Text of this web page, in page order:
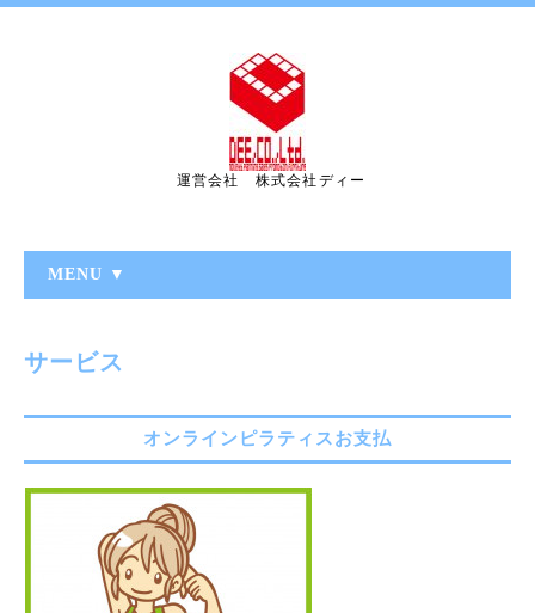
運営会社 株式会社ディー
MENU ▼
サービス
オンラインピラティスお支払